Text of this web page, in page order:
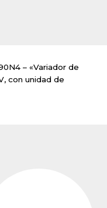
– «Variador de
con unidad de